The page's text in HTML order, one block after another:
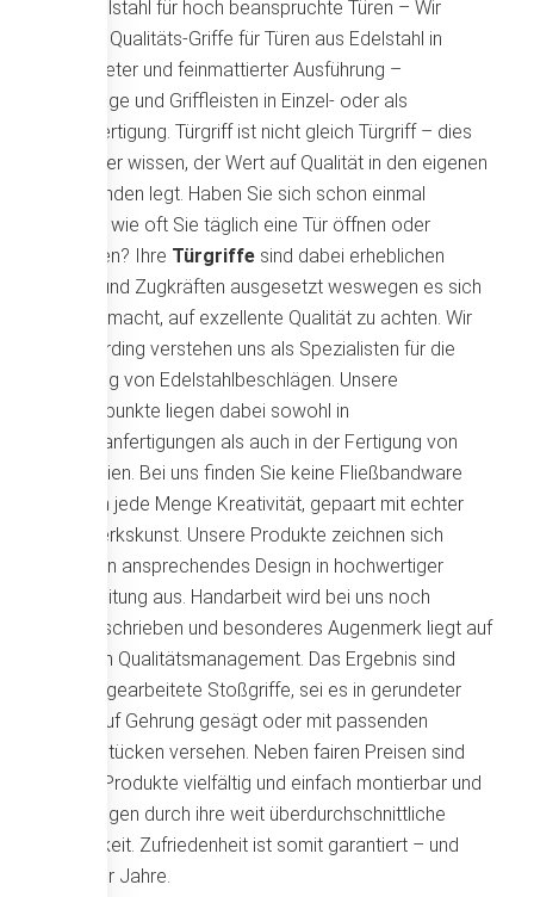
aus Edelstahl für hoch beanspruchte Türen – Wir
fertigen Qualitäts-Griffe für Türen aus Edelstahl in
gebürsteter und feinmattierter Ausführung –
Beschläge und Griffleisten in Einzel- oder als
Serienfertigung. Türgriff ist nicht gleich Türgriff – dies
wird jeder wissen, der Wert auf Qualität in den eigenen
vier Wänden legt. Haben Sie sich schon einmal
gefragt, wie oft Sie täglich eine Tür öffnen oder
schließen? Ihre Türgriffe sind dabei erheblichen
Druck- und Zugkräften ausgesetzt weswegen es sich
bezahlt macht, auf exzellente Qualität zu achten. Wir
von Werding verstehen uns als Spezialisten für die
Fertigung von Edelstahlbeschlägen. Unsere
Schwerpunkte liegen dabei sowohl in
Spezialanfertigungen als auch in der Fertigung von
Kleinserien. Bei uns finden Sie keine Fließbandware
sondern jede Menge Kreativität, gepaart mit echter
Handwerkskunst. Unsere Produkte zeichnen sich
durch ein ansprechendes Design in hochwertiger
Verarbeitung aus. Handarbeit wird bei uns noch
großgeschrieben und besonderes Augenmerk liegt auf
unserem Qualitätsmanagement. Das Ergebnis sind
perfekt gearbeitete Stoßgriffe, sei es in gerundeter
Form, auf Gehrung gesägt oder mit passenden
Ansatzstücken versehen. Neben fairen Preisen sind
unsere Produkte vielfältig und einfach montierbar und
überzeugen durch ihre weit überdurchschnittliche
Haltbarkeit. Zufriedenheit ist somit garantiert – und
das über Jahre.